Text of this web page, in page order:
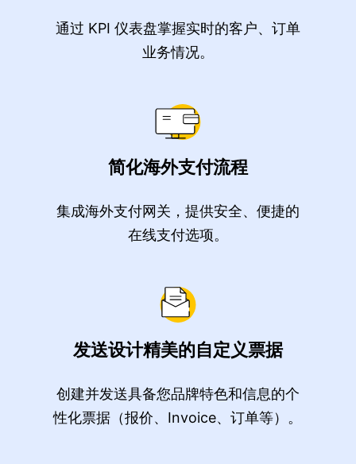
通过 KPI 仪表盘掌握实时的客户、订单
业务情况。
简化海外支付流程
集成海外支付网关，提供安全、便捷的
在线支付选项。
发送设计精美的自定义票据
创建并发送具备您品牌特色和信息的个
性化票据（报价、Invoice、订单等）。